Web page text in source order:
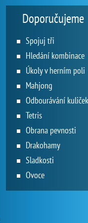
Doporučujeme
Spojuj tři
Hledání kombinace
Úkoly v herním poli
Mahjong
Odbourávání kuliček
Tetris
Obrana pevnosti
Drakohamy
Sladkosti
Ovoce